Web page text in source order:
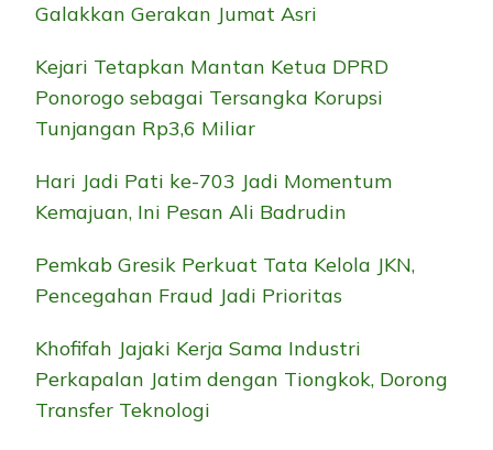
Galakkan Gerakan Jumat Asri
Kejari Tetapkan Mantan Ketua DPRD
Ponorogo sebagai Tersangka Korupsi
Tunjangan Rp3,6 Miliar
Hari Jadi Pati ke-703 Jadi Momentum
Kemajuan, Ini Pesan Ali Badrudin
Pemkab Gresik Perkuat Tata Kelola JKN,
Pencegahan Fraud Jadi Prioritas
Khofifah Jajaki Kerja Sama Industri
Perkapalan Jatim dengan Tiongkok, Dorong
Transfer Teknologi